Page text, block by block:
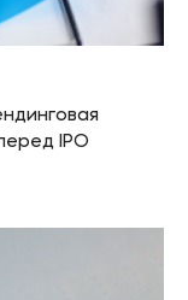
IPO